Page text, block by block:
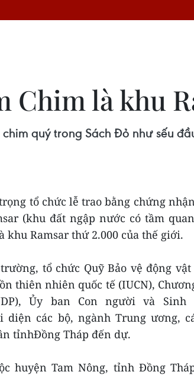
Chim là khu
quý trong Sách Đỏ như sếu
tổ chức lễ trao bằng chứng
(khu đất ngập nước có tầm
khu Ramsar thứ 2.000 của thế giới.
tổ chức Quỹ Bảo vệ động vật
thiên nhiên quốc tế (IUCN),
Ủy ban Con người và Sinh
diện các bộ, ngành Trung ương,
tỉnhĐồng Tháp đến dự.
huyện Tam Nông, tỉnh Đồng